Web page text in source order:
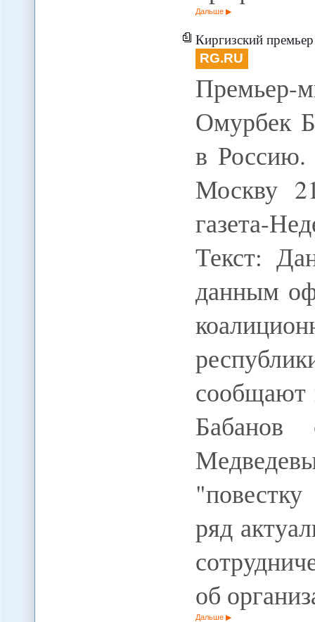
Дальше
Киргизский премьер посетит
RG.RU
Омурбек
в Россию.
Москву
газета-
Текст:
данным
сообщают
Бабанов
ряд
об
Дальше